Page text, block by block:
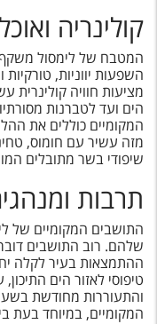
קולינריה
המטבח של לימסול
השפעות יווניות,
מציעות חוויה
הים ועד לטברנות
המקומיים כוללים את
מזה עשיר עם חומוס,
שיפודי בשר מתובלים
תרבות
התושבים המקומיים של
שלהם. רוב התושבים
ההתמצאות בעיר לקלה
טיפוסי לאזור הים
והתעוררות מחודשת
המקומיים, במיוחד בעת